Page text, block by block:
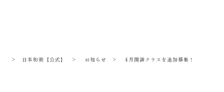
> 日本和装【公式】 > お知らせ >4月開講クラスを追加募集！